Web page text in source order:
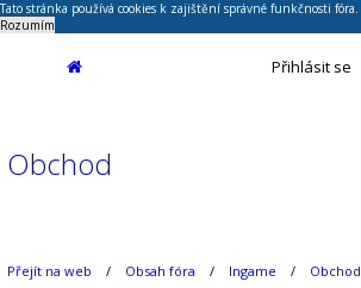
Tato stránka používá cookies k zajištění správné funkčnosti fóra.
Rozumím
Přihlásit se
Obchod
Přejít na web Obsah fóra Ingame Obchod